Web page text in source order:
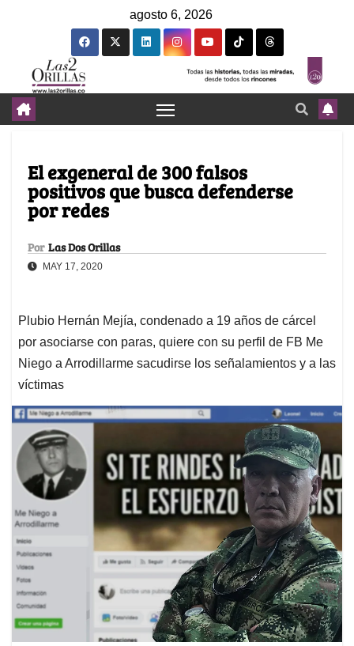
agosto 6, 2026
El exgeneral de 300 falsos
positivos que busca defenderse
por redes
Por Las Dos Orillas
MAY 17, 2020
Plubio Hernán Mejía, condenado a 19 años de cárcel
por asociarse con paras, quiere con su perfil de FB Me
Niego a Arrodillarme sacudirse los señalamientos y a las
víctimas